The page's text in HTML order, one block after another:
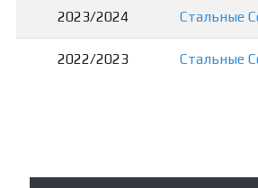
2023/2024 Стальные
2022/2023 Стальные